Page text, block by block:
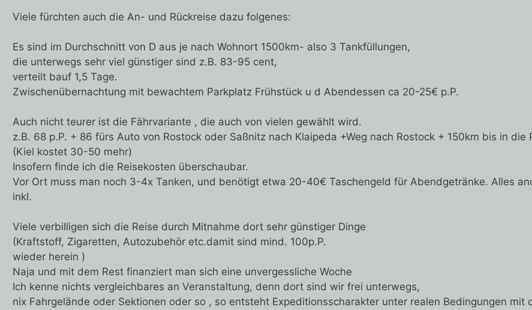
Viele fürchten auch die An- und Rückreise dazu folgenes:
Es sind im Durchschnitt von D aus je nach Wohnort 1500km- also 3 Tankfüllungen,
die unterwegs sehr viel günstiger sind z.B. 83-95 cent,
verteilt bauf 1,5 Tage.
Zwischenübernachtung mit bewachtem Parkplatz Frühstück u d Abendessen ca 20-25€ p.P.
Auch nicht teurer ist die Fährvariante , die auch von vielen gewählt wird.
z.B. 68 p.P. + 86 fürs Auto von Rostock oder Saßnitz nach Klaipeda +Weg nach Rostock + 150km bis in die
(Kiel kostet 30-50 mehr)
Insofern finde ich die Reisekosten überschaubar.
Vor Ort muss man noch 3-4x Tanken, und benötigt etwa 20-40€ Taschengeld für Abendgetränke. Alles
inkl.
Viele verbilligen sich die Reise durch Mitnahme dort sehr günstiger Dinge
(Kraftstoff, Zigaretten, Autozubehör etc.damit sind mind. 100p.P.
wieder herein )
Naja und mit dem Rest finanziert man sich eine unvergessliche Woche
Ich kenne nichts vergleichbares an Veranstaltung, denn dort sind wir frei unterwegs,
nix Fahrgelände oder Sektionen oder so , so entsteht Expeditionsscharakter unter realen Bedingungen mit